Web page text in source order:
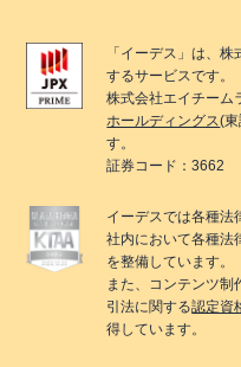
「 イーデス 」は、株
するサービスです。
株式会社エイチーム
ホールディングス(
す。
証券コード：3662
イーデスでは各種法
社内において各種法
を整備しています。
また、コンテンツ制
引法に関する認定資
得しています。